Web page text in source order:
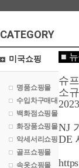
■
슈
소
NJ
DE
CATEGORY
미국쇼핑
명품쇼핑몰
수입차구매대행
백화점쇼핑몰
화장품쇼핑몰
악세서리쇼핑몰
골프쇼핑몰
속옷쇼핑몰